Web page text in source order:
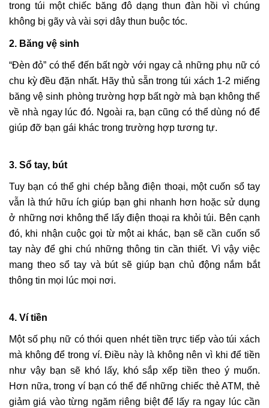
trong túi một chiếc băng đô dạng thun đàn hồi vì chúng
không bị gãy và vài sợi dây thun buộc tóc.
2. Băng vệ sinh
“Đèn đỏ” có thể đến bất ngờ với ngay cả những phụ nữ có
chu kỳ đều đặn nhất. Hãy thủ sẵn trong túi xách 1-2 miếng
băng vệ sinh phòng trường hợp bất ngờ mà bạn không thể
về nhà ngay lúc đó. Ngoài ra, bạn cũng có thể dùng nó để
giúp đỡ bạn gái khác trong trường hợp tương tự.
3. Sổ tay, bút
Tuy bạn có thể ghi chép bằng điện thoại, một cuốn sổ tay
vẫn là thứ hữu ích giúp bạn ghi nhanh hơn hoặc sử dụng
ở những nơi không thể lấy điện thoại ra khỏi túi. Bên cạnh
đó, khi nhận cuộc gọi từ một ai khác, bạn sẽ cần cuốn sổ
tay này để ghi chú những thông tin cần thiết. Vì vậy việc
mang theo sổ tay và bút sẽ giúp bạn chủ động nắm bắt
thông tin mọi lúc mọi nơi.
4. Ví tiền
Một số phụ nữ có thói quen nhét tiền trực tiếp vào túi xách
mà không để trong ví. Điều này là không nên vì khi để tiền
như vậy bạn sẽ khó lấy, khó sắp xếp tiền theo ý muốn.
Hơn nữa, trong ví bạn có thể để những chiếc thẻ ATM, thẻ
giảm giá vào từng ngăm riêng biệt để lấy ra ngay lúc cần